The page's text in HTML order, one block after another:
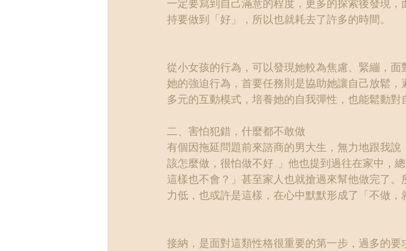
一定要寫到自己滿意的程度，更多的探索後發現
持要做到「好」，所以也就耗去了許多的時間。
從小女孩的行為，可以發現她較為焦慮、緊繃，
她的強迫行為，首要任務則是協助她讓自己放鬆
多元的互動模式，培養她的自我彈性，也能鬆動對
二、害怕犯錯，什麼都不敢做
有個因拖延問題前來諮商的男大生，無力地跟我
該怎麼做，很怕做不好…」他也提到過往在家中，
這樣也不會？」甚至家人也就搶過來幫他做完了
力低，也或許是這樣，在心中默默形成了「不做，
接納，是面對這類性格很重要的第一步，過多的